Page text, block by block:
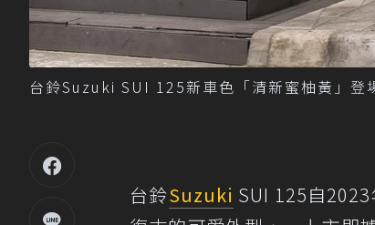
台鈴Suzuki SUI 125新車色「清新蜜柚黃」登
台鈴Suzuki SUI 125自